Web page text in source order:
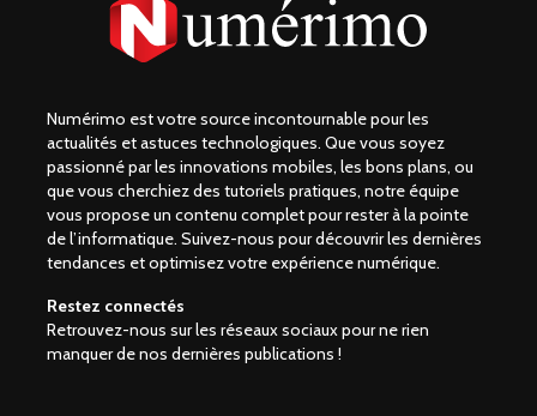
Numérimo est votre source incontournable pour les
actualités et astuces technologiques. Que vous soyez
passionné par les innovations mobiles, les bons plans, ou
que vous cherchiez des tutoriels pratiques, notre équipe
vous propose un contenu complet pour rester à la pointe
de l’informatique. Suivez-nous pour découvrir les dernières
tendances et optimisez votre expérience numérique.
Restez connectés
Retrouvez-nous sur les réseaux sociaux pour ne rien
manquer de nos dernières publications !